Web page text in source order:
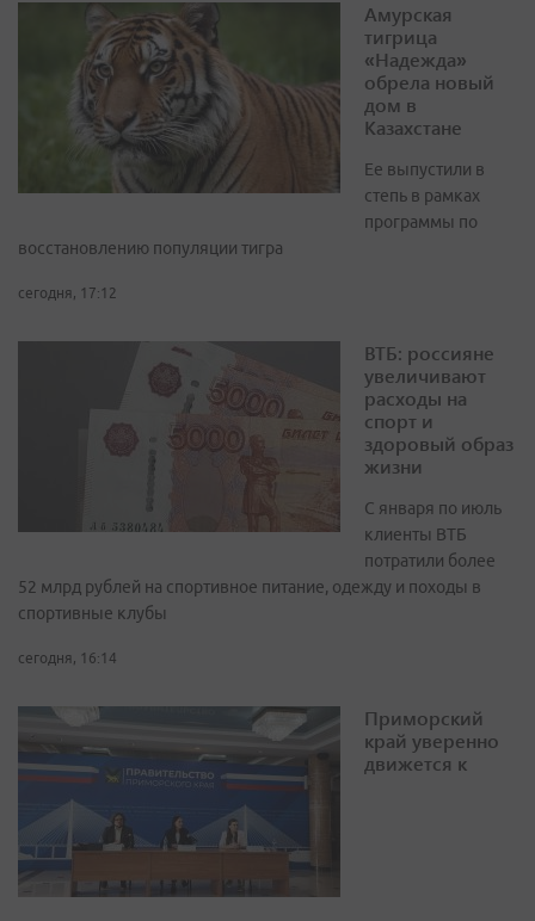
Амурская
тигрица
«Надежда»
обрела новый
дом в
Казахстане
Ее выпустили в
степь в рамках
программы по
восстановлению популяции тигра
сегодня, 17:12
ВТБ: россияне
увеличивают
расходы на
спорт и
здоровый образ
жизни
С января по июль
клиенты ВТБ
потратили более
52 млрд рублей на спортивное питание, одежду и походы в
спортивные клубы
сегодня, 16:14
Приморский
край уверенно
движется к